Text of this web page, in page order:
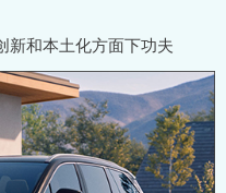
新和本土化方面下功夫